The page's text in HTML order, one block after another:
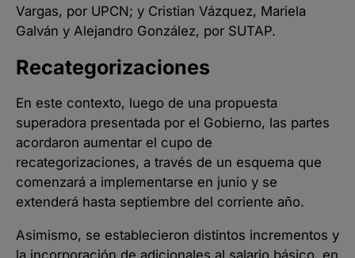
Vargas, por UPCN; y Cristian Vázquez, Mariela
Galván y Alejandro González, por SUTAP.
Recategorizaciones
En este contexto, luego de una propuesta
superadora presentada por el Gobierno, las partes
acordaron aumentar el cupo de
recategorizaciones, a través de un esquema que
comenzará a implementarse en junio y se
extenderá hasta septiembre del corriente año.
Asimismo, se establecieron distintos incrementos y